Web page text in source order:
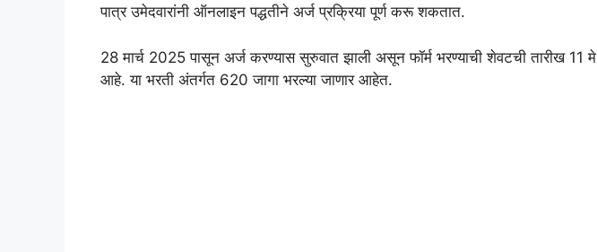
पात्र उमेदवारांनी ऑनलाइन पद्धतीने अर्ज प्रक्रिया पूर्ण करू शकतात.
28 मार्च 2025 पासून अर्ज करण्यास सुरुवात झाली असून फॉर्म भरण्याची शेवटची तारीख
आहे. या भरती अंतर्गत 620 जागा भरल्या जाणार आहेत.